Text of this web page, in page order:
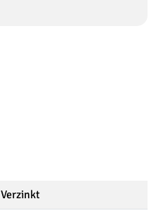
Verzinkt